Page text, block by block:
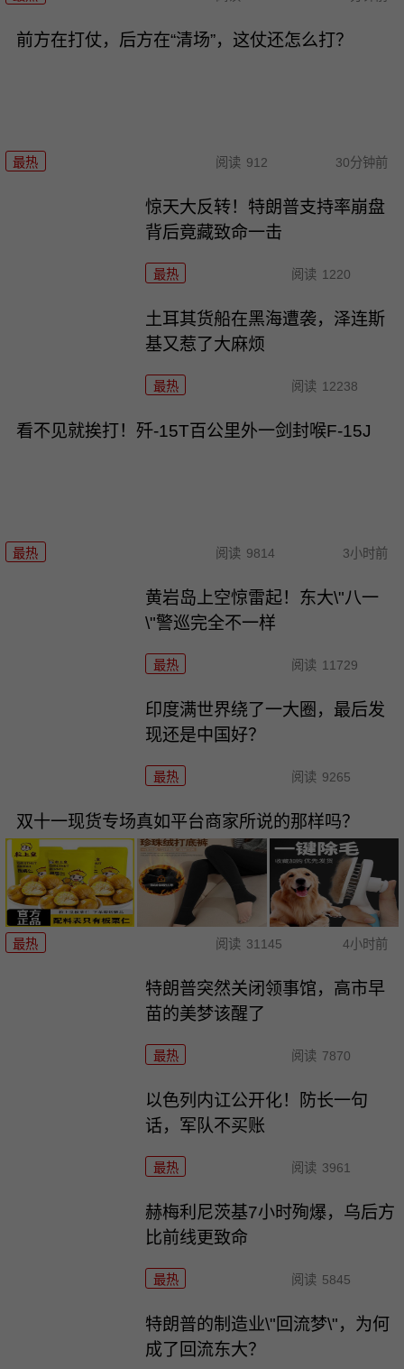
前方在打仗，后方在“清场”，这仗还怎么打？
最热 阅读 912 30分钟前
惊天大反转！特朗普支持率崩盘
背后竟藏致命一击
最热 阅读 1220
土耳其货船在黑海遭袭，泽连斯
基又惹了大麻烦
最热 阅读 12238
看不见就挨打！歼-15T百公里外一剑封喉F-15J
最热 阅读 9814 3小时前
黄岩岛上空惊雷起！东大\"八一
\"警巡完全不一样
最热 阅读 11729
印度满世界绕了一大圈，最后发
现还是中国好？
最热 阅读 9265
双十一现货专场真如平台商家所说的那样吗？
最热 阅读 31145 4小时前
特朗普突然关闭领事馆，高市早
苗的美梦该醒了
最热 阅读 7870
以色列内讧公开化！防长一句
话，军队不买账
最热 阅读 3961
赫梅利尼茨基7小时殉爆，乌后方
比前线更致命
最热 阅读 5845
特朗普的制造业\"回流梦\"，为何
成了回流东大？